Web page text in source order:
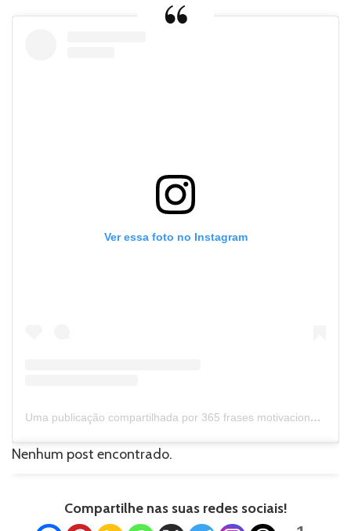
Ver essa foto no Instagram
Uma publicação compartilhada por 365 frases motivacionais (@365_frases_motivacionais)
Nenhum post encontrado.
Compartilhe nas suas redes sociais!